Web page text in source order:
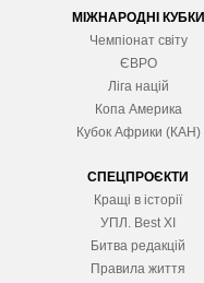
МІЖНАРОДНІ КУБКИ
Чемпіонат світу
ЄВРО
Ліга націй
Копа Америка
Кубок Африки (КАН)
СПЕЦПРОЄКТИ
Кращі в історії
УПЛ. Best XІ
Битва редакцій
Правила життя